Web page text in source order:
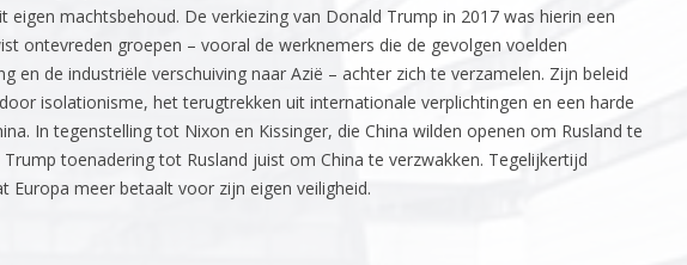
eigen machtsbehoud. De verkiezing van Donald Trump in 2017 was hierin een
ontevreden groepen – vooral de werknemers die de gevolgen voelden
en de industriële verschuiving naar Azië – achter zich te verzamelen. Zijn beleid
isolationisme, het terugtrekken uit internationale verplichtingen en een harde
In tegenstelling tot Nixon en Kissinger, die China wilden openen om Rusland te
toenadering tot Rusland juist om China te verzwakken. Tegelijkertijd
Europa meer betaalt voor zijn eigen veiligheid.